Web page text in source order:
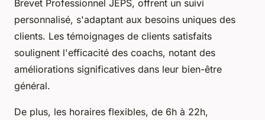
Brevet Professionnel JEPS, offrent un suivi
personnalisé, s'adaptant aux besoins uniques des
clients. Les témoignages de clients satisfaits
soulignent l'efficacité des coachs, notant des
améliorations significatives dans leur bien-être
général.
De plus, les horaires flexibles, de 6h à 22h,